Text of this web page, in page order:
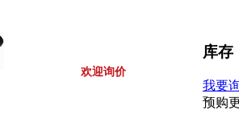
欢迎询价
库存
我要
预购